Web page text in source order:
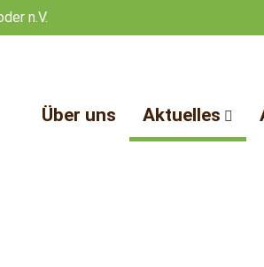
n.V.
Über uns Aktuelles